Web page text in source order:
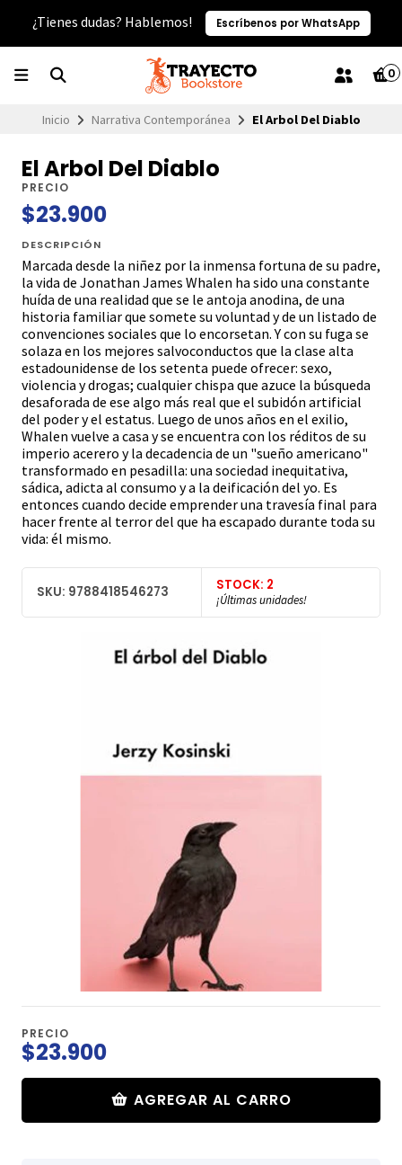
¿Tienes dudas? Hablemos! Escríbenos por WhatsApp
0
Inicio Narrativa Contemporánea El Arbol Del Diablo
El Arbol Del Diablo
PRECIO
$23.900
DESCRIPCIÓN
Marcada desde la niñez por la inmensa fortuna de su padre,
la vida de Jonathan James Whalen ha sido una constante
huída de una realidad que se le antoja anodina, de una
historia familiar que somete su voluntad y de un listado de
convenciones sociales que lo encorsetan. Y con su fuga se
solaza en los mejores salvoconductos que la clase alta
estadounidense de los setenta puede ofrecer: sexo,
violencia y drogas; cualquier chispa que azuce la búsqueda
desaforada de ese algo más real que el subidón artificial
del poder y el estatus. Luego de unos años en el exilio,
Whalen vuelve a casa y se encuentra con los réditos de su
imperio acerero y la decadencia de un "sueño americano"
transformado en pesadilla: una sociedad inequitativa,
sádica, adicta al consumo y a la deificación del yo. Es
entonces cuando decide emprender una travesía final para
hacer frente al terror del que ha escapado durante toda su
vida: él mismo.
SKU: 9788418546273 STOCK: 2
¡Últimas unidades!
PRECIO
$23.900
AGREGAR AL CARRO